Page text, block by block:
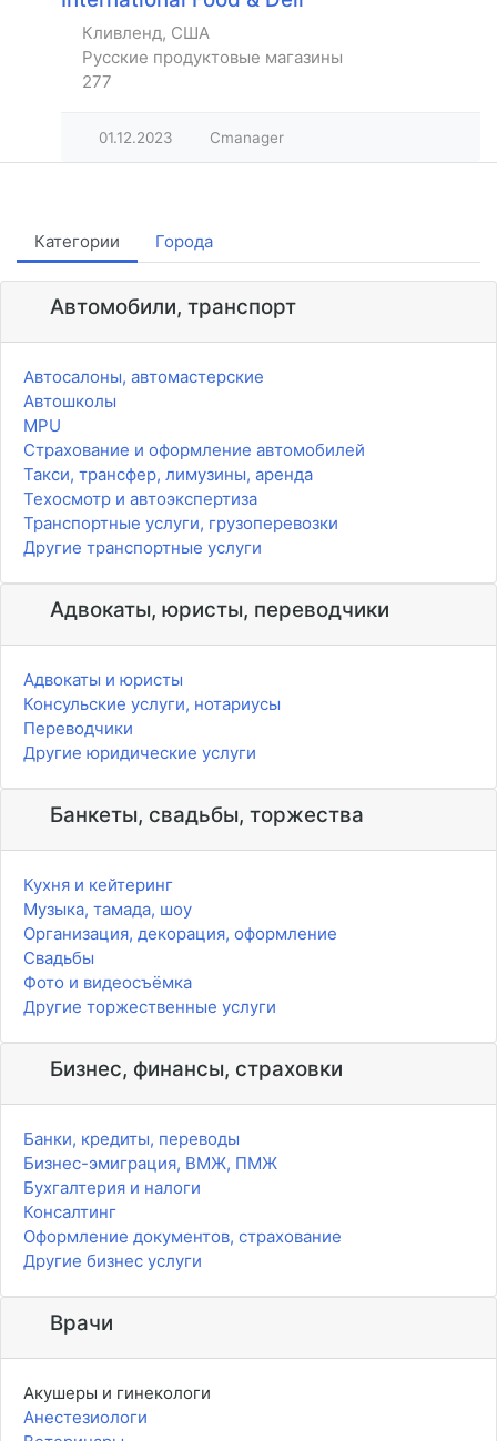
Кливленд, США
Русские продуктовые магазины
277
01.12.2023 Cmanager
Категории Города
Автомобили, транспорт
Автосалоны, автомастерские
Автошколы
MPU
Страхование и оформление автомобилей
Такси, трансфер, лимузины, аренда
Техосмотр и автоэкспертиза
Транспортные услуги, грузоперевозки
Другие транспортные услуги
Адвокаты, юристы, переводчики
Адвокаты и юристы
Консульские услуги, нотариусы
Переводчики
Другие юридические услуги
Банкеты, свадьбы, торжества
Кухня и кейтеринг
Музыка, тамада, шоу
Организация, декорация, оформление
Свадьбы
Фото и видеосъёмка
Другие торжественные услуги
Бизнес, финансы, страховки
Банки, кредиты, переводы
Бизнес-эмиграция, ВМЖ, ПМЖ
Бухгалтерия и налоги
Консалтинг
Оформление документов, страхование
Другие бизнес услуги
Врачи
Акушеры и гинекологи
Анестезиологи